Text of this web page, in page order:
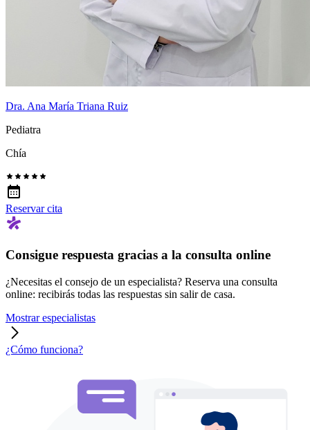
Dra. Ana María Triana Ruiz
Pediatra
Chía
Reservar cita
Consigue respuesta gracias a la consulta online
¿Necesitas el consejo de un especialista? Reserva una consulta
online: recibirás todas las respuestas sin salir de casa.
Mostrar especialistas
¿Cómo funciona?